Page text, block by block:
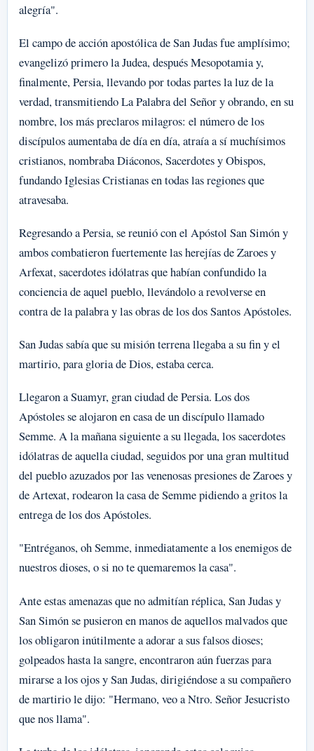
alegría".
El campo de acción apostólica de San Judas fue amplísimo;
evangelizó primero la Judea, después Mesopotamia y,
finalmente, Persia, llevando por todas partes la luz de la
verdad, transmitiendo La Palabra del Señor y obrando, en su
nombre, los más preclaros milagros: el número de los
discípulos aumentaba de día en día, atraía a sí muchísimos
cristianos, nombraba Diáconos, Sacerdotes y Obispos,
fundando Iglesias Cristianas en todas las regiones que
atravesaba.
Regresando a Persia, se reunió con el Apóstol San Simón y
ambos combatieron fuertemente las herejías de Zaroes y
Arfexat, sacerdotes idólatras que habían confundido la
conciencia de aquel pueblo, llevándolo a revolverse en
contra de la palabra y las obras de los dos Santos Apóstoles.
San Judas sabía que su misión terrena llegaba a su fin y el
martirio, para gloria de Dios, estaba cerca.
Llegaron a Suamyr, gran ciudad de Persia. Los dos
Apóstoles se alojaron en casa de un discípulo llamado
Semme. A la mañana siguiente a su llegada, los sacerdotes
idólatras de aquella ciudad, seguidos por una gran multitud
del pueblo azuzados por las venenosas presiones de Zaroes y
de Artexat, rodearon la casa de Semme pidiendo a gritos la
entrega de los dos Apóstoles.
"Entréganos, oh Semme, inmediatamente a los enemigos de
nuestros dioses, o si no te quemaremos la casa".
Ante estas amenazas que no admitían réplica, San Judas y
San Simón se pusieron en manos de aquellos malvados que
los obligaron inútilmente a adorar a sus falsos dioses;
golpeados hasta la sangre, encontraron aún fuerzas para
mirarse a los ojos y San Judas, dirigiéndose a su compañero
de martirio le dijo: "Hermano, veo a Ntro. Señor Jesucristo
que nos llama".